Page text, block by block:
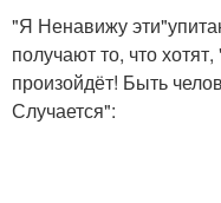
"Я Ненавижу
получают то, что
произойдёт! Быть
Случается":